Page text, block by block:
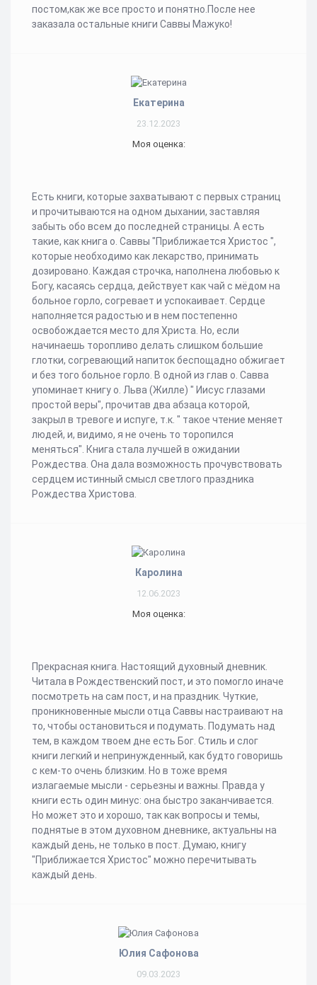
постом,как же все просто и понятно.После нее
заказала остальные книги Саввы Мажуко!
Екатерина
23.12.2023
Моя оценка:
Есть книги, которые захватывают с первых страниц
и прочитываются на одном дыхании, заставляя
забыть обо всем до последней страницы. А есть
такие, как книга о. Саввы "Приближается Христос ",
которые необходимо как лекарство, принимать
дозировано. Каждая строчка, наполнена любовью к
Богу, касаясь сердца, действует как чай с мёдом на
больное горло, согревает и успокаивает. Сердце
наполняется радостью и в нем постепенно
освобождается место для Христа. Но, если
начинаешь торопливо делать слишком большие
глотки, согревающий напиток беспощадно обжигает
и без того больное горло. В одной из глав о. Савва
упоминает книгу о. Льва (Жилле) " Иисус глазами
простой веры", прочитав два абзаца которой,
закрыл в тревоге и испуге, т.к. " такое чтение меняет
людей, и, видимо, я не очень то торопился
меняться". Книга стала лучшей в ожидании
Рождества. Она дала возможность прочувствовать
сердцем истинный смысл светлого праздника
Рождества Христова.
Каролина
12.06.2023
Моя оценка:
Прекрасная книга. Настоящий духовный дневник.
Читала в Рождественский пост, и это помогло иначе
посмотреть на сам пост, и на праздник. Чуткие,
проникновенные мысли отца Саввы настраивают на
то, чтобы остановиться и подумать. Подумать над
тем, в каждом твоем дне есть Бог. Стиль и слог
книги легкий и непринужденный, как будто говоришь
с кем-то очень близким. Но в тоже время
излагаемые мысли - серьезны и важны. Правда у
книги есть один минус: она быстро заканчивается.
Но может это и хорошо, так как вопросы и темы,
поднятые в этом духовном дневнике, актуальны на
каждый день, не только в пост. Думаю, книгу
"Приближается Христос" можно перечитывать
каждый день.
Юлия Сафонова
09.03.2023